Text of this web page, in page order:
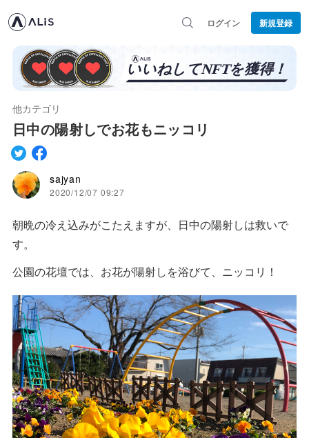
ログイン 新規登録
他カテゴリ
日中の陽射しでお花もニッコリ
sajyan
2020/12/07 09:27
朝晩の冷え込みがこたえますが、日中の陽射しは救いで
す。
公園の花壇では、お花が陽射しを浴びて、ニッコリ！